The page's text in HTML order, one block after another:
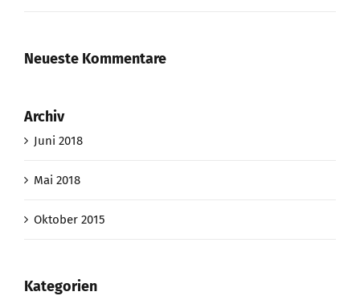
Neueste Kommentare
Archiv
Juni 2018
Mai 2018
Oktober 2015
Kategorien